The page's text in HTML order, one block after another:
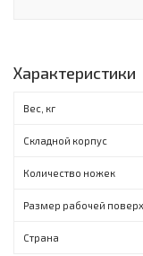
Характеристики
Вес, кг
Складной корпус
Количество ножек
Размер рабочей
Страна